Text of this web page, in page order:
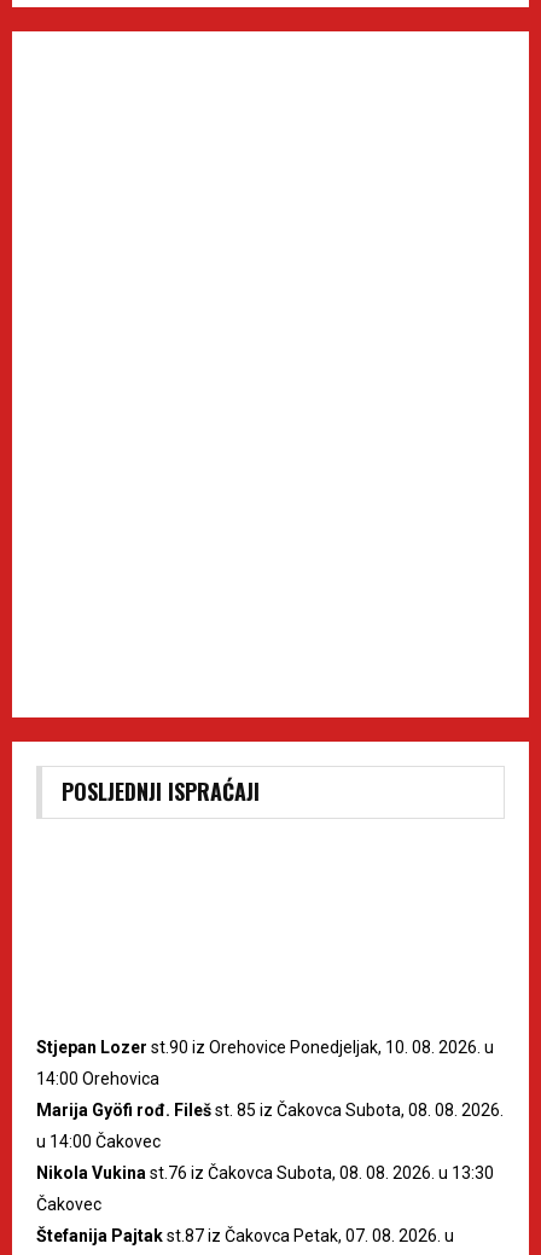
POSLJEDNJI ISPRAĆAJI
Stjepan Lozer st.90 iz Orehovice Ponedjeljak, 10. 08. 2026. u
14:00 Orehovica
Marija Gyöfi rođ. Filešst. 85 iz Čakovca Subota, 08. 08. 2026.
u 14:00 Čakovec
Nikola Vukina st.76 iz Čakovca Subota, 08. 08. 2026. u 13:30
Čakovec
Štefanija Pajtakst.87 iz Čakovca Petak, 07. 08. 2026. u